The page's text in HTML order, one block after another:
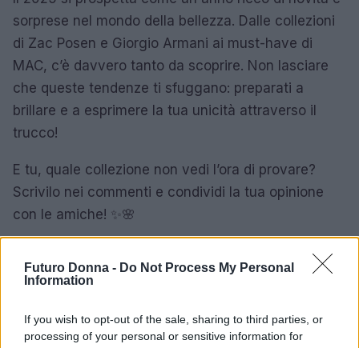
Futuro Donna - Do Not Process My Personal
Information
If you wish to opt-out of the sale, sharing to third parties, or
processing of your personal or sensitive information for
sorprese nel mondo della bellezza. Dalle collezioni
di Zac Posen e Giorgio Armani ai must-have di
MAC, c’è davvero tanto da scoprire. Non lasciare
che queste tendenze ti sfuggano: preparati a
brillare e a esprimere la tua unicità attraverso il
trucco!
E tu, quale collezione non vedi l’ora di provare?
Scrivilo nei commenti e condividi la tua opinione
con le amiche! ✨🌸
AUTORE